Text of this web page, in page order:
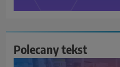
Polecany tekst